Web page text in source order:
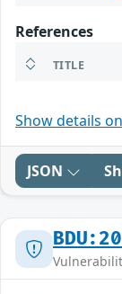
References
TITLE
Show details
JSON